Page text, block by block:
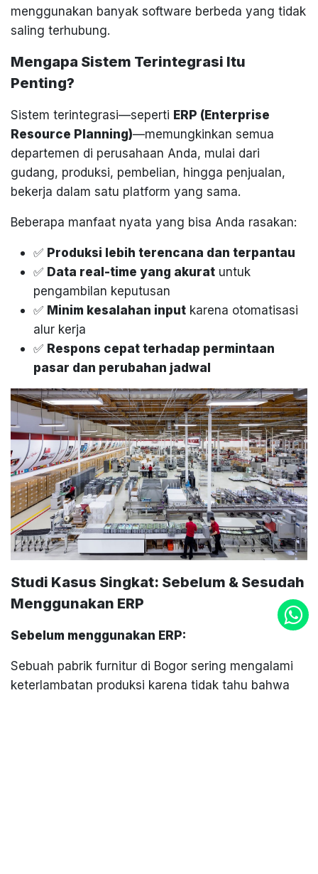
menggunakan banyak software berbeda yang tidak
saling terhubung.
Mengapa Sistem Terintegrasi Itu
Penting?
Sistem terintegrasi—seperti ERP (Enterprise
Resource Planning)—memungkinkan semua
departemen di perusahaan Anda, mulai dari
gudang, produksi, pembelian, hingga penjualan,
bekerja dalam satu platform yang sama.
Beberapa manfaat nyata yang bisa Anda rasakan:
✅ Produksi lebih terencana dan terpantau
✅ Data real-time yang akurat untuk
pengambilan keputusan
✅ Minim kesalahan input karena otomatisasi
alur kerja
✅ Respons cepat terhadap permintaan
pasar dan perubahan jadwal
Studi Kasus Singkat: Sebelum & Sesudah
Menggunakan ERP
Sebelum menggunakan ERP:
Sebuah pabrik furnitur di Bogor sering mengalami
keterlambatan produksi karena tidak tahu bahwa